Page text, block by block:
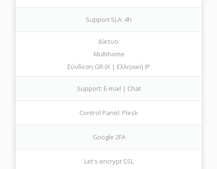
Support SLA: 4h
Δίκτυο:
Multihome
Σύνδεση GR-IX | Ελληνική IP
Support: E-mail | Chat
Control Panel: Plesk
Google 2FA
Let's encrypt SSL